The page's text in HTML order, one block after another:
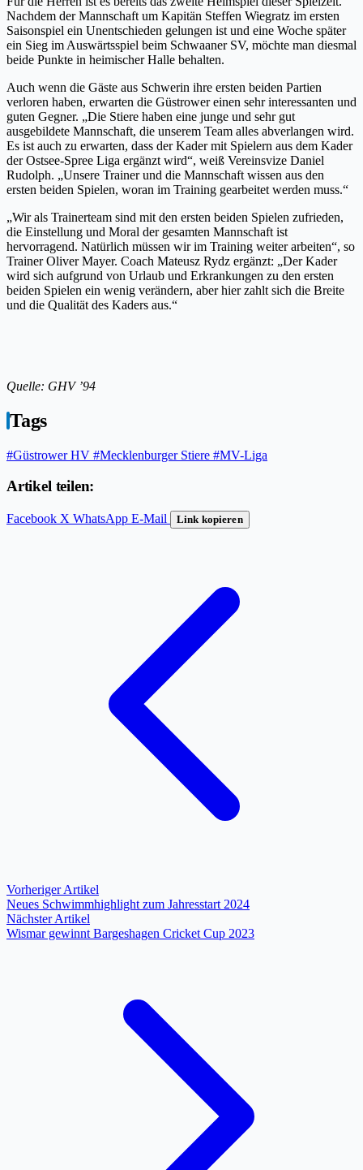
Nachdem der Mannschaft um Kapitän Steffen Wiegratz im ersten
Saisonspiel ein Unentschieden gelungen ist und eine Woche später
ein Sieg im Auswärtsspiel beim Schwaaner SV, möchte man diesmal
beide Punkte in heimischer Halle behalten.
Auch wenn die Gäste aus Schwerin ihre ersten beiden Partien
verloren haben, erwarten die Güstrower einen sehr interessanten und
guten Gegner. „Die Stiere haben eine junge und sehr gut
ausgebildete Mannschaft, die unserem Team alles abverlangen wird.
Es ist auch zu erwarten, dass der Kader mit Spielern aus dem Kader
der Ostsee-Spree Liga ergänzt wird“, weiß Vereinsvize Daniel
Rudolph. „Unsere Trainer und die Mannschaft wissen aus den
ersten beiden Spielen, woran im Training gearbeitet werden muss.“
„Wir als Trainerteam sind mit den ersten beiden Spielen zufrieden,
die Einstellung und Moral der gesamten Mannschaft ist
hervorragend. Natürlich müssen wir im Training weiter arbeiten“, so
Trainer Oliver Mayer. Coach Mateusz Rydz ergänzt: „Der Kader
wird sich aufgrund von Urlaub und Erkrankungen zu den ersten
beiden Spielen ein wenig verändern, aber hier zahlt sich die Breite
und die Qualität des Kaders aus.“
Quelle: GHV ’94
Tags
#Güstrower HV #Mecklenburger Stiere #MV-Liga
Artikel teilen:
Facebook X WhatsApp E-Mail Link kopieren
Vorheriger Artikel
Neues Schwimmhighlight zum Jahresstart 2024
Nächster Artikel
Wismar gewinnt Bargeshagen Cricket Cup 2023